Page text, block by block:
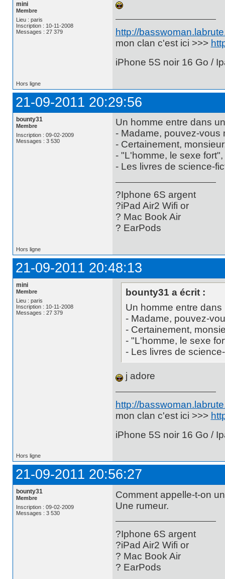
mini
Membre
Lieu : paris
Inscription : 10-11-2008
Messages : 27 379
http://
mon clan c'est ici >>>
iPhone 5S noir 16 Go /
Hors ligne
21-09-2011 20:29:56
bounty31
Membre
Inscription : 09-02-2009
Messages : 3 530
Un homme entre dans
- Madame, pouvez-vous
- Certainement,
- "L'homme, le sexe
- Les livres de science-
?Iphone 6S argent
?iPad Air2 Wifi or
? Mac Book Air
? EarPods
Hors ligne
21-09-2011 20:48:13
mini
Membre
Lieu : paris
Inscription : 10-11-2008
Messages : 27 379
bounty31 a écrit :
Un homme entre
- Madame, pouvez-
- Certainement,
- "L'homme, le sexe
- Les livres de
j adore
http://
mon clan c'est ici >>>
iPhone 5S noir 16 Go /
Hors ligne
21-09-2011 20:56:27
bounty31
Membre
Inscription : 09-02-2009
Messages : 3 530
Comment appelle-t-on
Une rumeur.
?Iphone 6S argent
?iPad Air2 Wifi or
? Mac Book Air
? EarPods